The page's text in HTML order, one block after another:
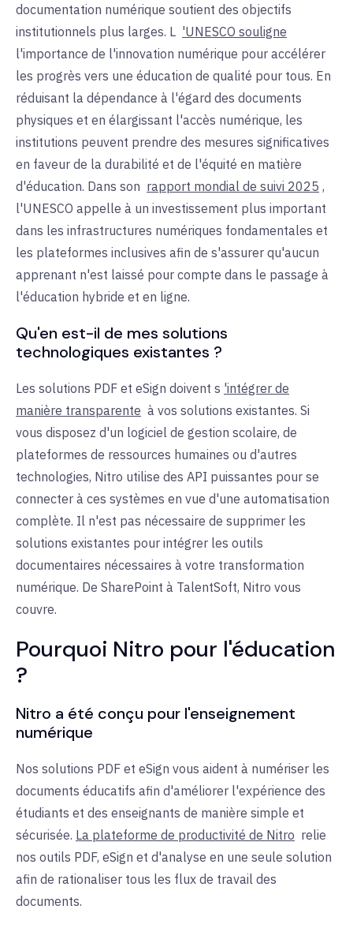
documentation numérique soutient des objectifs
institutionnels plus larges. L 'UNESCO souligne
l'importance de l'innovation numérique pour accélérer
les progrès vers une éducation de qualité pour tous. En
réduisant la dépendance à l'égard des documents
physiques et en élargissant l'accès numérique, les
institutions peuvent prendre des mesures significatives
en faveur de la durabilité et de l'équité en matière
d'éducation. Dans son rapport mondial de suivi 2025 ,
l'UNESCO appelle à un investissement plus important
dans les infrastructures numériques fondamentales et
les plateformes inclusives afin de s'assurer qu'aucun
apprenant n'est laissé pour compte dans le passage à
l'éducation hybride et en ligne.
Qu'en est-il de mes solutions
technologiques existantes ?
Les solutions PDF et eSign doivent s 'intégrer de
manière transparente à vos solutions existantes. Si
vous disposez d'un logiciel de gestion scolaire, de
plateformes de ressources humaines ou d'autres
technologies, Nitro utilise des API puissantes pour se
connecter à ces systèmes en vue d'une automatisation
complète. Il n'est pas nécessaire de supprimer les
solutions existantes pour intégrer les outils
documentaires nécessaires à votre transformation
numérique. De SharePoint à TalentSoft, Nitro vous
couvre.
Pourquoi Nitro pour l'éducation
?
Nitro a été conçu pour l'enseignement
numérique
Nos solutions PDF et eSign vous aident à numériser les
documents éducatifs afin d'améliorer l'expérience des
étudiants et des enseignants de manière simple et
sécurisée. La plateforme de productivité de Nitro relie
nos outils PDF, eSign et d'analyse en une seule solution
afin de rationaliser tous les flux de travail des
documents.